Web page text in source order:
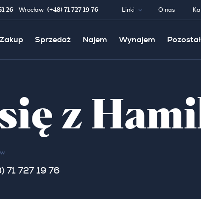
26 Wrocław (+48) 71 727 19 76 Linki O nas
Zakup Sprzedaż Najem Wynajem
z
71 727 19 76